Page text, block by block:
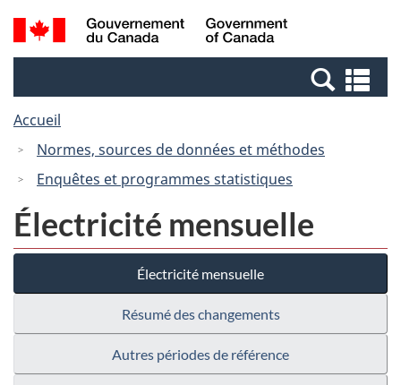
Passer
au
Passer
à
Canada
Recherche
et
et
Accueil
Normes, sources de données et méthodes
Enquêtes et programmes statistiques
Électricité mensuelle
Électricité mensuelle
Résumé des changements
Autres périodes de référence